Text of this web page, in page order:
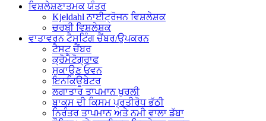
ਵਿਸ਼ਲੇਸ਼ਣਾਤਮਕ ਯੰਤਰ
Kjeldahl ਨਾਈਟ੍ਰੋਜਨ ਵਿਸ਼ਲੇਸ਼ਕ
ਚਰਬੀ ਵਿਸ਼ਲੇਸ਼ਕ
ਵਾਤਾਵਰਨ ਟੈਸਟਿੰਗ ਚੈਂਬਰ/ਉਪਕਰਨ
ਟੈਸਟ ਚੈਂਬਰ
ਕ੍ਰੋਮੈਟੋਗ੍ਰਾਫ
ਸੁਕਾਉਣ ਓਵਨ
ਇਨਕਿਊਬੇਟਰ
ਲਗਾਤਾਰ ਤਾਪਮਾਨ ਖੁਰਲੀ
ਬਾਕਸ ਦੀ ਕਿਸਮ ਪ੍ਰਤੀਰੋਧ ਭੱਠੀ
ਨਿਰੰਤਰ ਤਾਪਮਾਨ ਅਤੇ ਨਮੀ ਵਾਲਾ ਡੱਬਾ